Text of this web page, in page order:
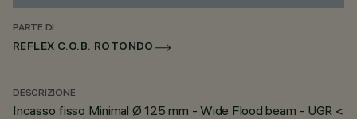
PARTE DI
REFLEX C.O.B. ROTONDO
DESCRIZIONE
Incasso fisso Minimal Ø 125 mm - Wide Flood beam - UGR <